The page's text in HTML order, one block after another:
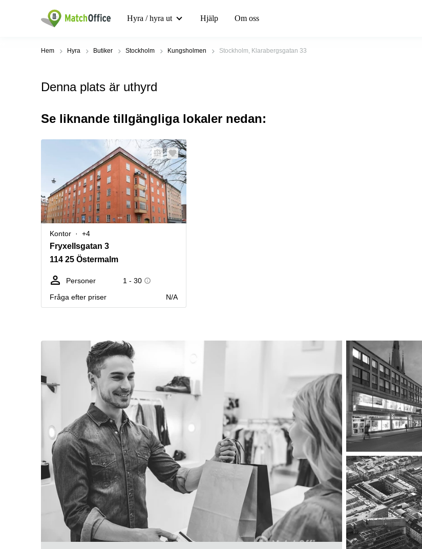
Hyra / hyra ut Hjälp Om oss
Hem Hyra Butiker Stockholm Kungsholmen Stockholm, Klarabergsgatan 33
Denna plats är uthyrd
Se liknande tillgängliga lokaler nedan:
Kontor +4
Fryxellsgatan 3
114 25 Östermalm
Personer
1 - 30
Fråga efter priser
N/A